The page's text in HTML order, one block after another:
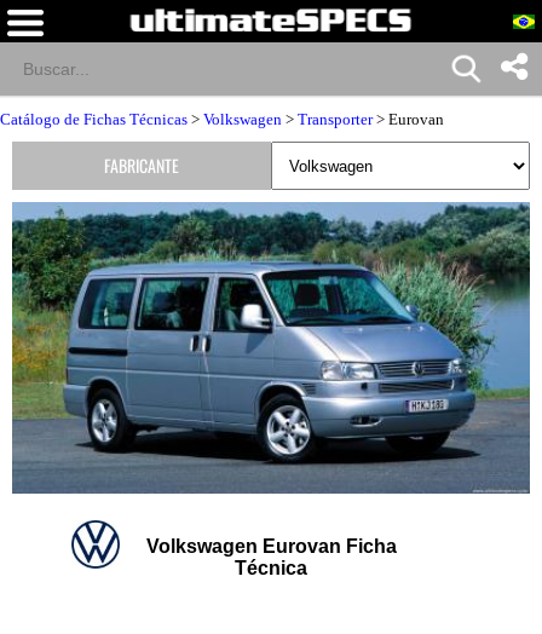
Catálogo de Fichas Técnicas > Volkswagen > Transporter> Eurovan
Volkswagen Eurovan Ficha
Técnica
FABRICANTE